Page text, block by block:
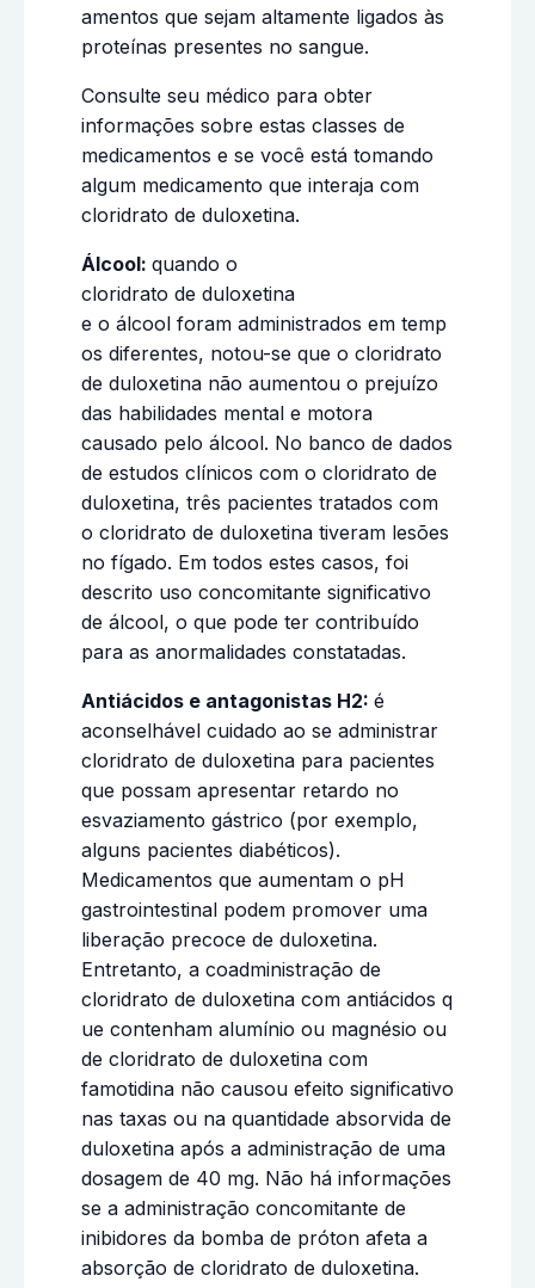
amentos que sejam altamente ligados às
proteínas presentes no sangue.
Consulte seu médico para obter
informações sobre estas classes de
medicamentos e se você está tomando
algum medicamento que interaja com
cloridrato de duloxetina.
Álcool: quando o
cloridrato de duloxetina
e o álcool foram administrados em temp
os diferentes, notou-se que o cloridrato
de duloxetina não aumentou o prejuízo
das habilidades mental e motora
causado pelo álcool. No banco de dados
de estudos clínicos com o cloridrato de
duloxetina, três pacientes tratados com
o cloridrato de duloxetina tiveram lesões
no fígado. Em todos estes casos, foi
descrito uso concomitante significativo
de álcool, o que pode ter contribuído
para as anormalidades constatadas.
Antiácidos e antagonistas H2: é
aconselhável cuidado ao se administrar
cloridrato de duloxetina para pacientes
que possam apresentar retardo no
esvaziamento gástrico (por exemplo,
alguns pacientes diabéticos).
Medicamentos que aumentam o pH
gastrointestinal podem promover uma
liberação precoce de duloxetina.
Entretanto, a coadministração de
cloridrato de duloxetina com antiácidos q
ue contenham alumínio ou magnésio ou
de cloridrato de duloxetina com
famotidina não causou efeito significativo
nas taxas ou na quantidade absorvida de
duloxetina após a administração de uma
dosagem de 40 mg. Não há informações
se a administração concomitante de
inibidores da bomba de próton afeta a
absorção de cloridrato de duloxetina.